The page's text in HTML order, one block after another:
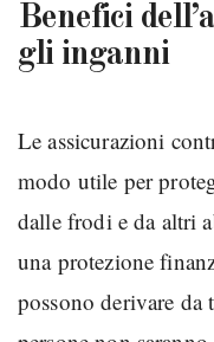
Benefici
gli inganni
Le assicurazioni
modo utile per
dalle frodi e da altri
una protezione
possono derivare